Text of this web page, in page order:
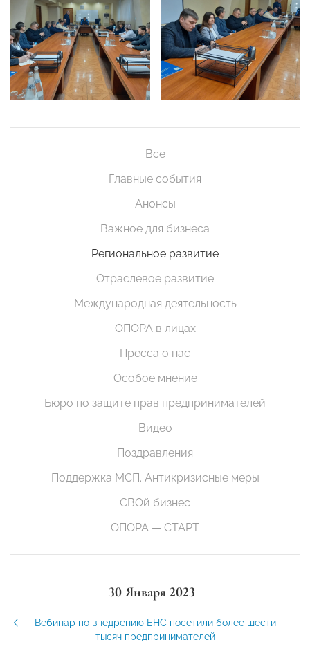
Все
Главные события
Анонсы
Важное для бизнеса
Региональное развитие
Отраслевое развитие
Международная деятельность
ОПОРА в лицах
Пресса о нас
Особое мнение
Бюро по защите прав предпринимателей
Видео
Поздравления
Поддержка МСП. Антикризисные меры
СВОй бизнес
ОПОРА — СТАРТ
30 Января 2023
Вебинар по внедрению ЕНС посетили более шести
тысяч предпринимателей